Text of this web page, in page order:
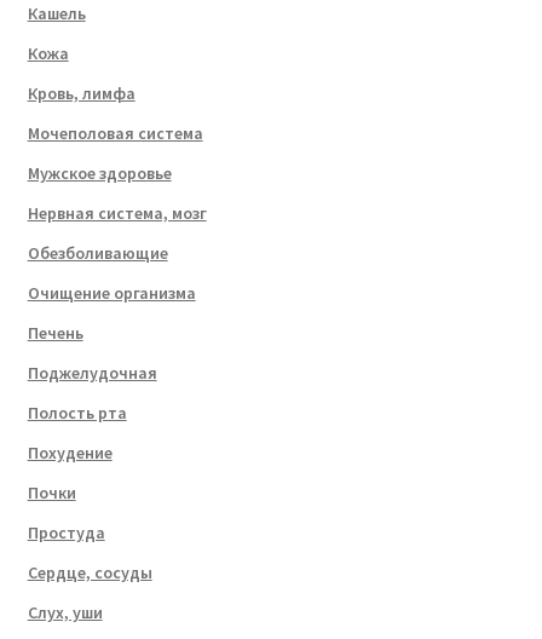
Кашель
Кожа
Кровь, лимфа
Мочеполовая система
Мужское здоровье
Нервная система, мозг
Обезболивающие
Очищение организма
Печень
Поджелудочная
Полость рта
Похудение
Почки
Простуда
Сердце, сосуды
Слух, уши